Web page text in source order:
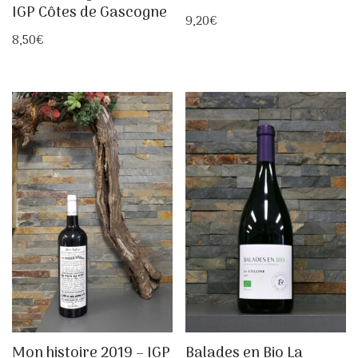
IGP Côtes de Gascogne
8,50€
9,20€